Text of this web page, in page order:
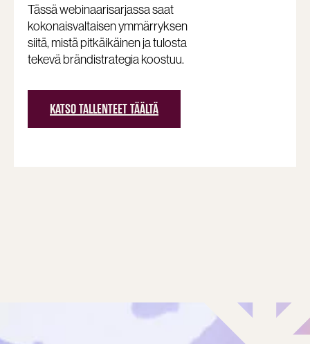
Tässä webinaarisarjassa saat
kokonaisvaltaisen ymmärryksen
siitä, mistä pitkäikäinen ja tulosta
tekevä brändistrategia koostuu.
KATSO TALLENTEET TÄÄLTÄ